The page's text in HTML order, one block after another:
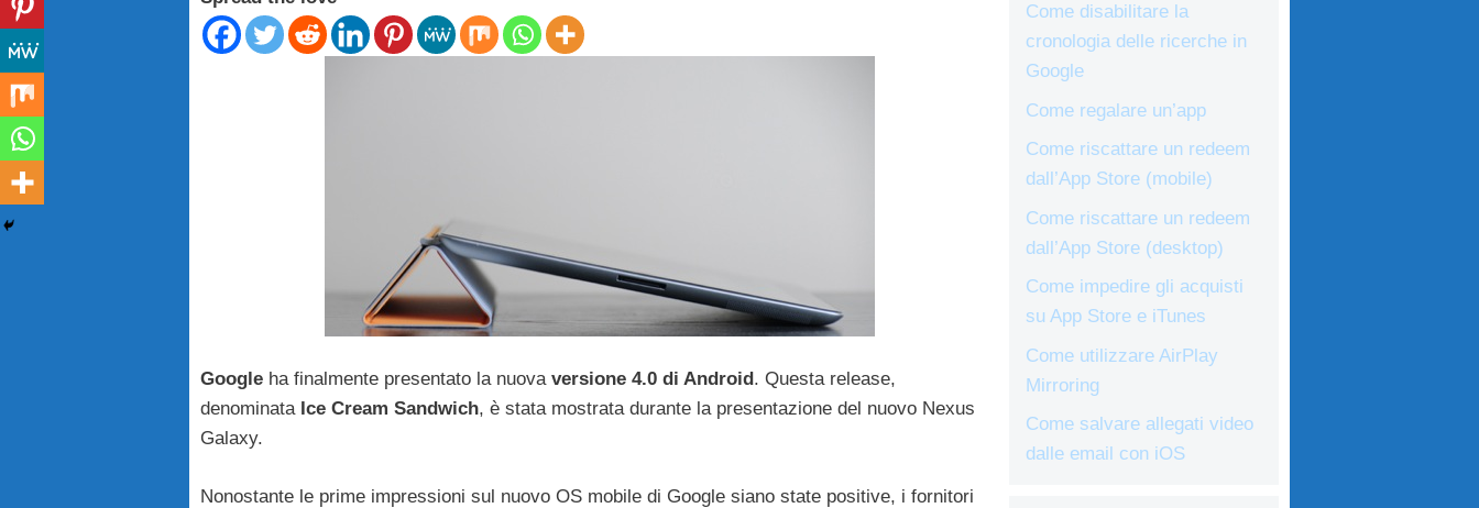
Google ha finalmente presentato la nuova versione 4.0 di Android . Questa release,
denominataIce Cream Sandwich, è stata mostrata durante la presentazione del nuovo Nexus
Galaxy.
Nonostante le prime impressioni sul nuovo OS mobile di Google siano state positive, i fornitori
Come disabilitare la
cronologia delle ricerche in
Google
Come regalare un’app
Come riscattare un redeem
dall’App Store (mobile)
Come riscattare un redeem
dall’App Store (desktop)
Come impedire gli acquisti
su App Store e iTunes
Come utilizzare AirPlay
Mirroring
Come salvare allegati video
dalle email con iOS